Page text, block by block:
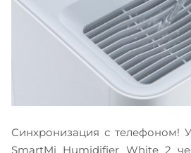
Синхронизация с телефоном!
SmartMi Humidifier White 2